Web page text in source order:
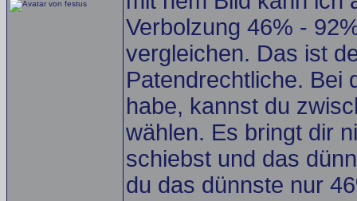
Verbolzung 46% -
vergleichen. Das ist
Patendrechtliche. Bei
habe, kannst du
wählen. Es bringt dir
schiebst und das
du das dünnste nur